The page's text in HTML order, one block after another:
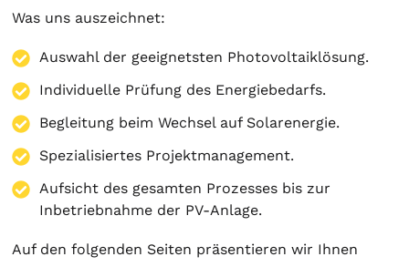
Was uns auszeichnet:
Auswahl der geeignetsten Photovoltaiklösung.
Individuelle Prüfung des Energiebedarfs.
Begleitung beim Wechsel auf Solarenergie.
Spezialisiertes Projektmanagement.
Aufsicht des gesamten Prozesses bis zur
Inbetriebnahme der PV-Anlage.
Auf den folgenden Seiten präsentieren wir Ihnen